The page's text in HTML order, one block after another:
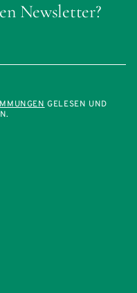
Newsletter?
GELESEN UND